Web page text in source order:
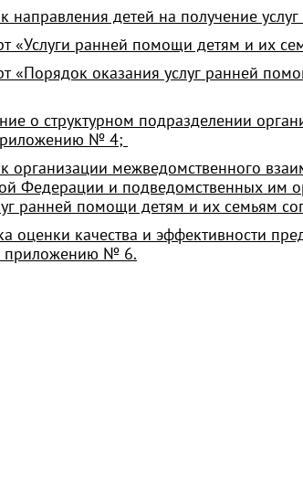
направления детей на получение
«Услуги ранней помощи детям и их
«Порядок оказания услуг ранней
о структурном подразделении
№ 4;
межведомственного
Федерации и подведомственных им
ранней помощи детям и их семьям
оценки качества и эффективности
приложению № 6.